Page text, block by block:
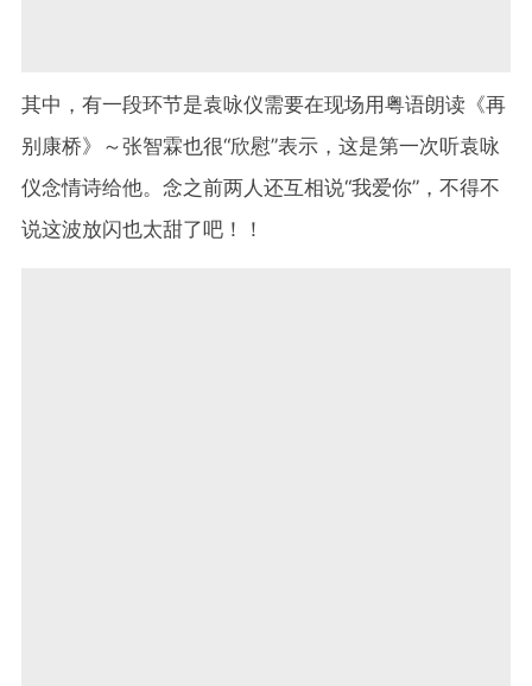
其中，有一段环节是袁咏仪需要在现场用粤语朗读《再
别康桥》～张智霖也很“欣慰”表示，这是第一次听袁咏
仪念情诗给他。念之前两人还互相说“我爱你” ，不得不
说这波放闪也太甜了吧！！